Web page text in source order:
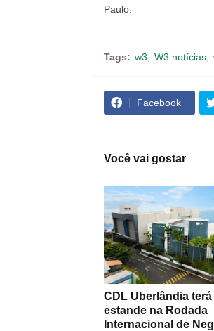
Paulo.
Tags: w3 W3 notícias
Facebook
Você vai gostar
CDL Uberlândia terá
estande na Rodada
Internacional de